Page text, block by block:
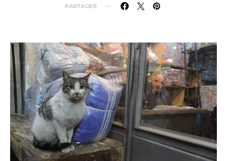
PARTAGER